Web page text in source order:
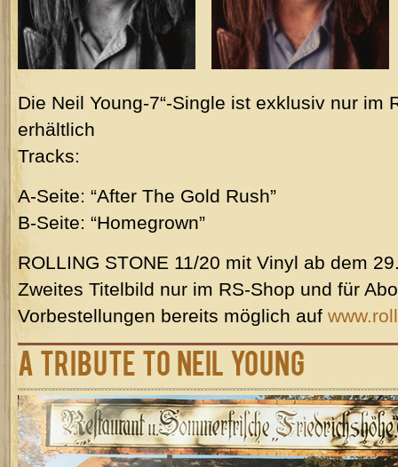
Die Neil Young-7“-Single ist exklusiv nur im
erhältlich
Tracks:
A-Seite: “After The Gold Rush”
B-Seite: “Homegrown”
ROLLING STONE 11/20 mit Vinyl ab dem
Zweites Titelbild nur im RS-Shop und für
Vorbestellungen bereits möglich auf
A Tribute to Neil Young